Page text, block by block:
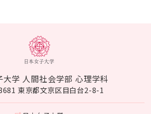
大学 人間社会学部 心理学科
東京都文京区目白台2-8-1